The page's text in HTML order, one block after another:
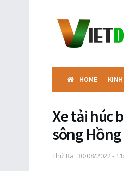
HOME
Xe tải húc
sông Hồng
Thứ Ba, 30/08/2022 -